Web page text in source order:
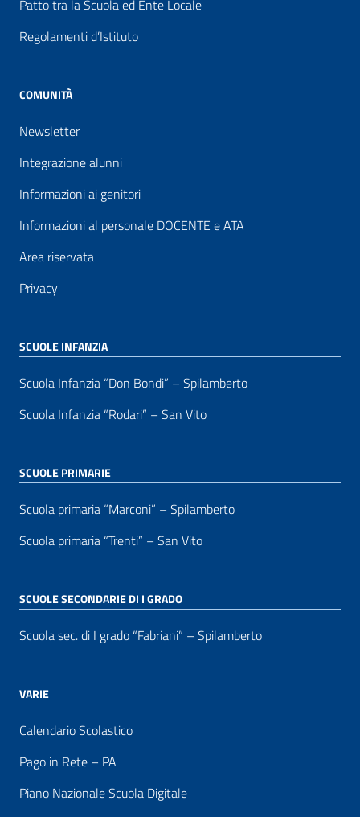
Patto tra la Scuola ed Ente Locale
Regolamenti d’Istituto
COMUNITÀ
Newsletter
Integrazione alunni
Informazioni ai genitori
Informazioni al personale DOCENTE e ATA
Area riservata
Privacy
SCUOLE INFANZIA
Scuola Infanzia “Don Bondi” – Spilamberto
Scuola Infanzia “Rodari” – San Vito
SCUOLE PRIMARIE
Scuola primaria “Marconi” – Spilamberto
Scuola primaria “Trenti” – San Vito
SCUOLE SECONDARIE DI I GRADO
Scuola sec. di I grado “Fabriani” – Spilamberto
VARIE
Calendario Scolastico
Pago in Rete – PA
Piano Nazionale Scuola Digitale